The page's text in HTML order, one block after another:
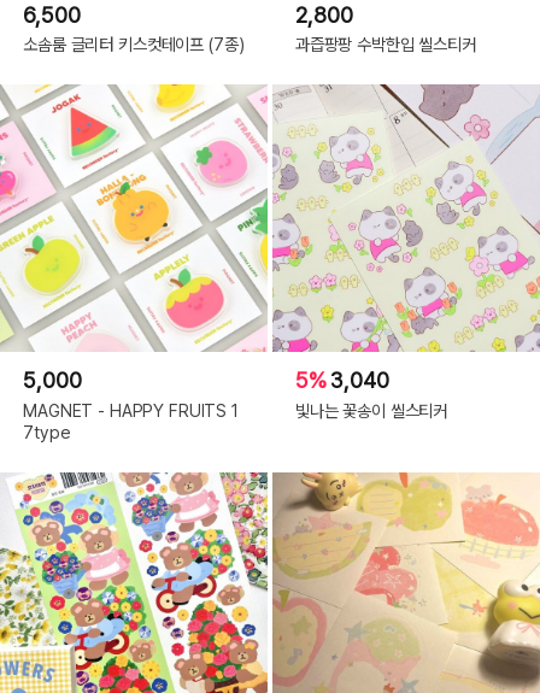
6,500
소솜룸 글리터 키스컷테이프 (7종)
2,800
과즙팡팡 수박한입 씰스티커
5,000
MAGNET - HAPPY FRUITS 1
7type
5%3,040
빛나는 꽃송이 씰스티커